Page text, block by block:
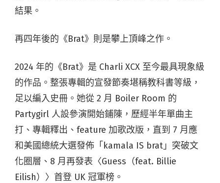
結果。
再四年後的《Brat》則是攀上頂峰之作。
2024 年的《Brat》是 Charli XCX 至今最具現象級
的作品。整張專輯的宣發節奏堪稱教科書等級，
足以編入史冊。她從 2 月 Boiler Room 的
Partygirl 人設參演開始鋪陳，歷經半年單曲主
打、專輯釋出、feature 加歌改版，直到 7 月應
和美國總統大選發佈「kamala IS brat」突破文
化圈層、8 月再發表〈Guess（feat. Billie
Eilish）〉首登 UK 冠軍榜。